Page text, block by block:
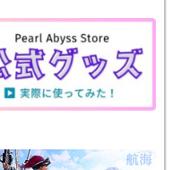
e n
k